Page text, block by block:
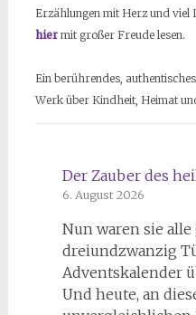
Erzählungen mit Herz und viel
hiermit großer Freude lesen.
Ein berührendes,
Werk über Kindheit, Heimat
Der Zauber des
6. August 2026
Nun waren sie
dreiundzwanzig
Adventskalender
Und heute, an